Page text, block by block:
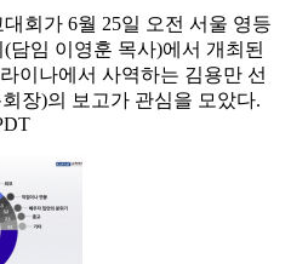
회가 6월 25일 오전 서울 영등
담임 이영훈 목사)에서 개최된
이나에서 사역하는 김용만 선
장)의 보고가 관심을 모았다.